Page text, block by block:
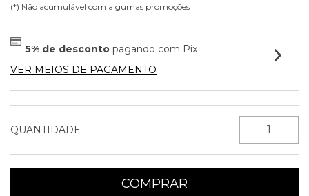
(*) Não acumulável com algumas promoções
5% de descontopagando com Pix
VER MEIOS DE PAGAMENTO
QUANTIDADE